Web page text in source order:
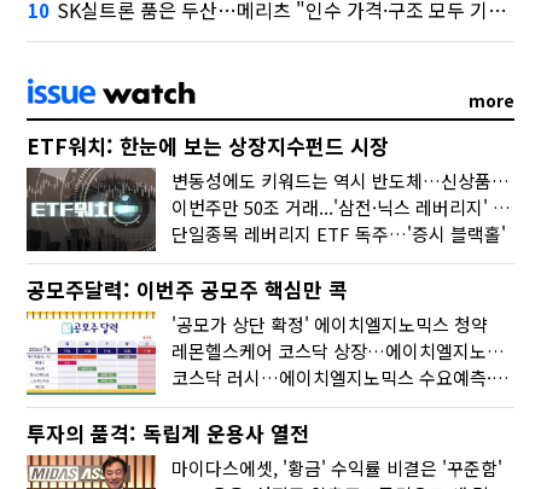
10 SK실트론 품은 두산…메리츠 "인수 가격·구조 모두 기대 이상"
more
ETF워치: 한눈에 보는 상장지수펀드 시장
변동성에도 키워드는 역시 반도체…신상품은 우주·방산
이번주만 50조 거래...'삼전·닉스 레버리지' 수익률은 -30%
단일종목 레버리지 ETF 독주…'증시 블랙홀'
공모주달력: 이번주 공모주 핵심만 콕
'공모가 상단 확정' 에이치엘지노믹스 청약
레몬헬스케어 코스닥 상장…에이치엘지노믹스 수요예측
코스닥 러시…에이치엘지노믹스 수요예측·레메디 청약
투자의 품격: 독립계 운용사 열전
마이다스에셋, '황금' 수익률 비결은 '꾸준함'